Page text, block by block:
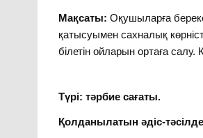
Мақсаты: Оқушыларға
қатысуымен сахналық
білетін ойларын ортаға
Түрі: тәрбие сағаты.
Қолданылатын әдіс-